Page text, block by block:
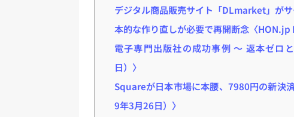
デジタル商品販売サイト「DLmarket」が
本的な作り直しが必要で再開断念〈
電子専門出版社の成功事例 ～ 返本ゼロ
日）〉
Squareが日本市場に本腰、7980円の新決
9年3月26日）〉